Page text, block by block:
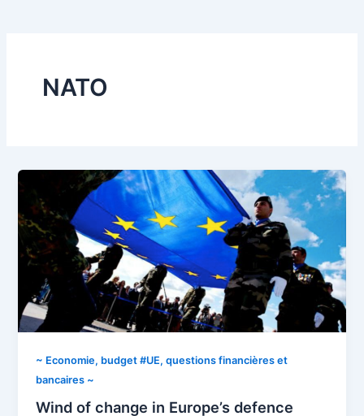
NATO
~ Economie, budget #UE, questions financières et
bancaires ~
Wind of change in Europe’s defence